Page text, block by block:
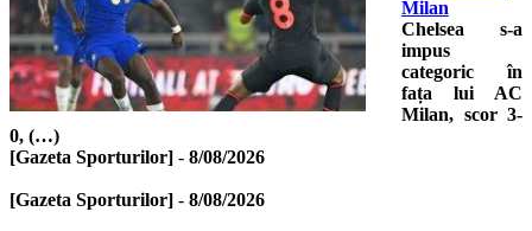
Milan
Chelsea s-a
impus
categoric în
fața lui AC
Milan, scor 3-
0, (…)
[Gazeta Sporturilor] - 8/08/2026
[Gazeta Sporturilor] - 8/08/2026